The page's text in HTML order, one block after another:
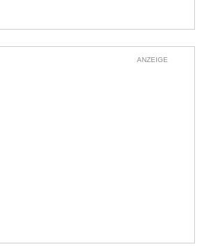
ANZEIGE